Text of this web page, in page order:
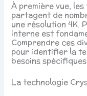
À première vue,
partagent de
une résolution 4K.
interne est
Comprendre ces
pour identifier la
besoins
La technologie